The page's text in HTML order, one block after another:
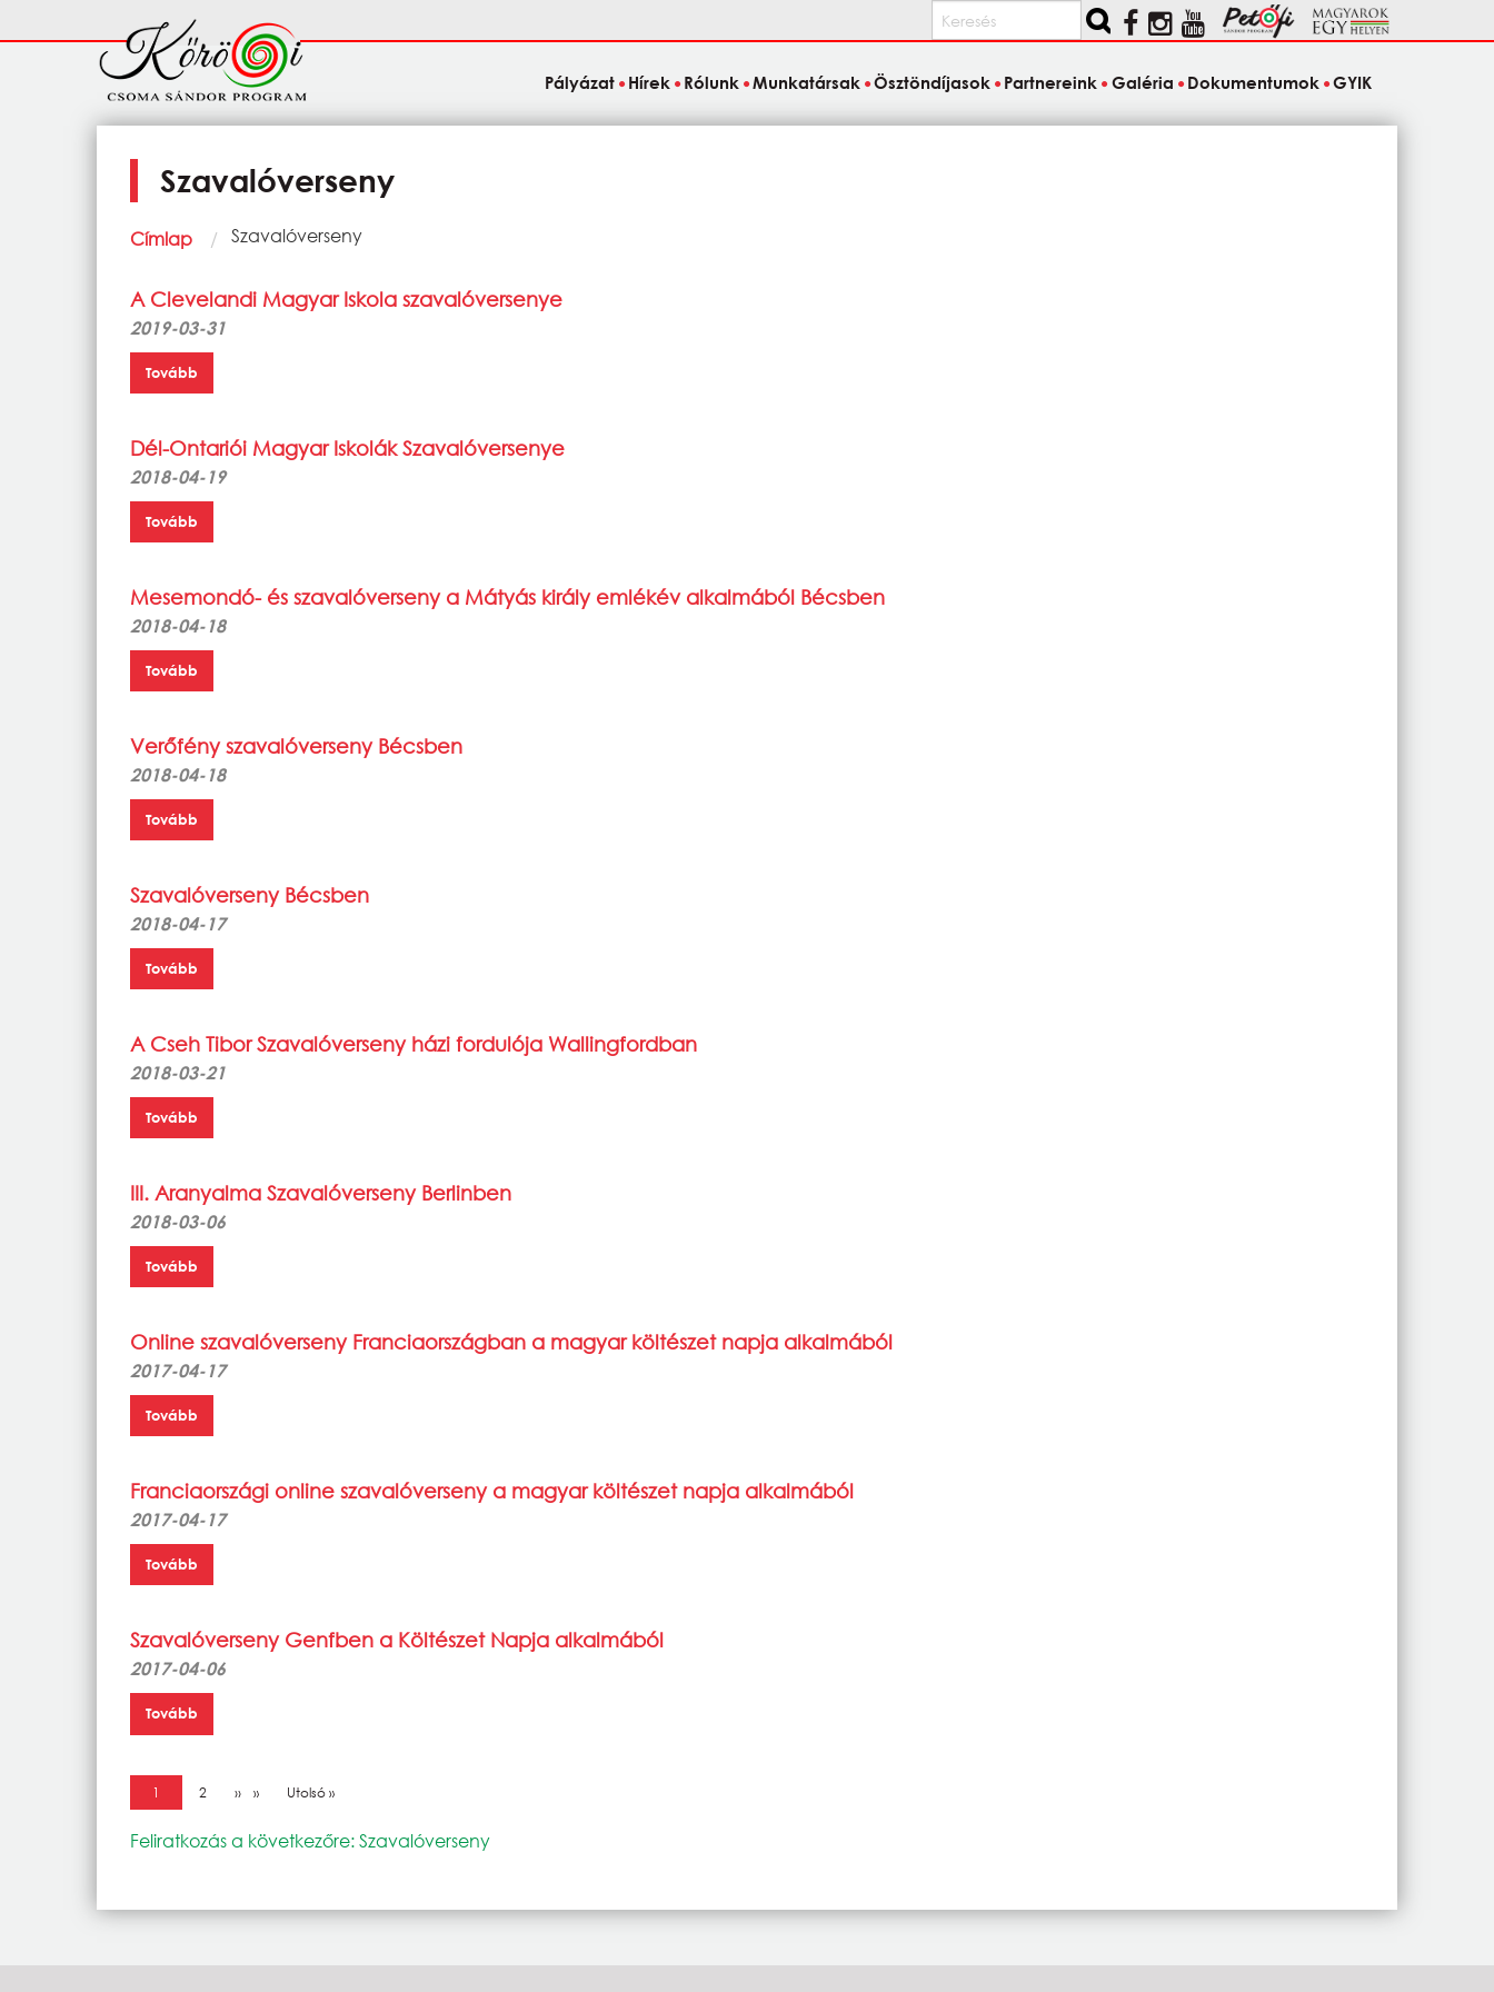
Keresés
Fő
navigáció
Pályázat Hírek Rólunk Munkatársak Ösztöndíjasok Partnereink Galéria Dokumentumok GYIK
Szavalóverseny
Morzsa
Címlap Current:
Szavalóverseny
A Clevelandi Magyar Iskola szavalóversenye
2019-03-31
Tovább
Dél-Ontariói Magyar Iskolák Szavalóversenye
2018-04-19
Tovább
Mesemondó- és szavalóverseny a Mátyás király emlékév alkalmából Bécsben
2018-04-18
Tovább
Verőfény szavalóverseny Bécsben
2018-04-18
Tovább
Szavalóverseny Bécsben
2018-04-17
Tovább
A Cseh Tibor Szavalóverseny házi fordulója Wallingfordban
2018-03-21
Tovább
III. Aranyalma Szavalóverseny Berlinben
2018-03-06
Tovább
Online szavalóverseny Franciaországban a magyar költészet napja alkalmából
2017-04-17
Tovább
Franciaországi online szavalóverseny a magyar költészet napja alkalmából
2017-04-17
Tovább
Szavalóverseny Genfben a Költészet Napja alkalmából
2017-04-06
Tovább
Oldalszámozás
Jelenlegi oldal
1 Oldal
2 Következő oldal
›› Utolsó oldal
Utolsó »
Feliratkozás a következőre: Szavalóverseny